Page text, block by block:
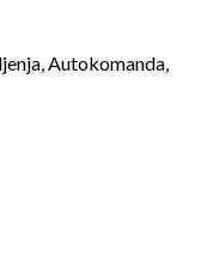
Autokomanda,